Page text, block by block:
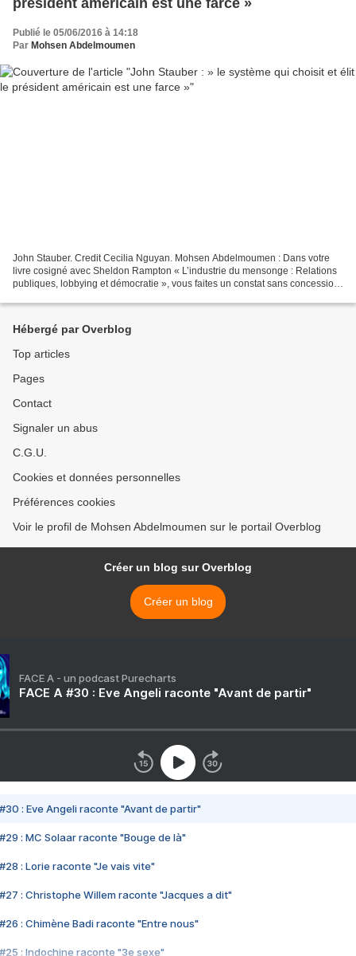
Publié le 05/06/2016 à 14:18
Par Mohsen Abdelmoumen
John Stauber. Credit Cecilia Nguyan. Mohsen Abdelmoumen : Dans votre
livre cosigné avec Sheldon Rampton « L’industrie du mensonge : Relations
publiques, lobbying et démocratie », vous faites un constat sans concession
Hébergé par Overblog
Top articles
Pages
Contact
Signaler un abus
C.G.U.
Cookies et données personnelles
Préférences cookies
Voir le profil de Mohsen Abdelmoumen sur le portail Overblog
Créer un blog sur Overblog
Créer un blog
FACE A - un podcast Purecharts
FACE A #30 : Eve Angeli raconte "Avant de partir"
#30 : Eve Angeli raconte "Avant de partir"
#29 : MC Solaar raconte "Bouge de là"
#28 : Lorie raconte "Je vais vite"
#27 : Christophe Willem raconte "Jacques a dit"
#26 : Chimène Badi raconte "Entre nous"
#25 : Indochine raconte "3e sexe"